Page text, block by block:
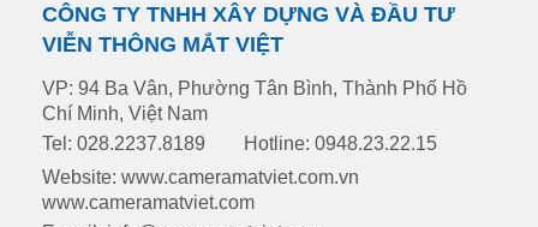
CÔNG TY TNHH XÂY DỰNG VÀ ĐẦU TƯ
VIỄN THÔNG MẮT VIỆT
VP: 94 Ba Vân, Phường Tân Bình, Thành Phố Hồ
Chí Minh, Việt Nam
Tel: 028.2237.8189
Hotline: 0948.23.22.15
Website: www.cameramatviet.com.vn
www.cameramatviet.com